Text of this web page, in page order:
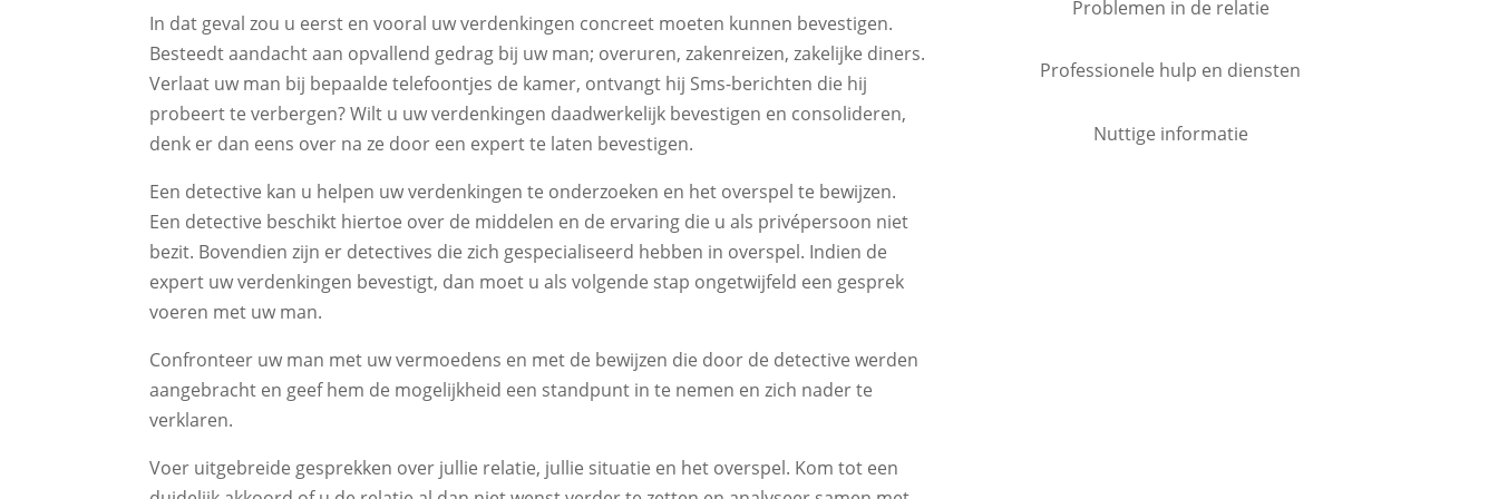
In dat geval zou u eerst en vooral uw verdenkingen concreet moeten kunnen bevestigen.
Besteedt aandacht aan opvallend gedrag bij uw man; overuren, zakenreizen, zakelijke diners.
Verlaat uw man bij bepaalde telefoontjes de kamer, ontvangt hij Sms-berichten die hij
probeert te verbergen? Wilt u uw verdenkingen daadwerkelijk bevestigen en consolideren,
denk er dan eens over na ze door een expert te laten bevestigen.
Een detective kan u helpen uw verdenkingen te onderzoeken en het overspel te bewijzen.
Een detective beschikt hiertoe over de middelen en de ervaring die u als privépersoon niet
bezit. Bovendien zijn er detectives die zich gespecialiseerd hebben in overspel. Indien de
expert uw verdenkingen bevestigt, dan moet u als volgende stap ongetwijfeld een gesprek
voeren met uw man.
Confronteer uw man met uw vermoedens en met de bewijzen die door de detective werden
aangebracht en geef hem de mogelijkheid een standpunt in te nemen en zich nader te
verklaren.
Voer uitgebreide gesprekken over jullie relatie, jullie situatie en het overspel. Kom tot een
Problemen in de relatie
Professionele hulp en diensten
Nuttige informatie